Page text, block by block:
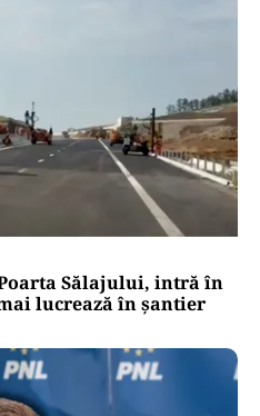
Sălajului, intră în
lucrează în șantier